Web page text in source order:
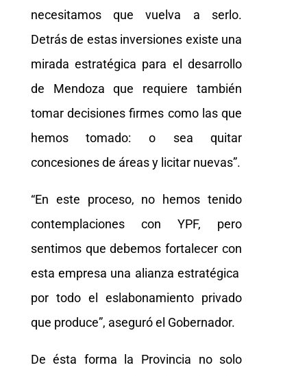
necesitamos que vuelva a serlo.
Detrás de estas inversiones existe una
mirada estratégica para el desarrollo
de Mendoza que requiere también
tomar decisiones firmes como las que
hemos tomado: o sea quitar
concesiones de áreas y licitar nuevas”.
“En este proceso, no hemos tenido
contemplaciones con YPF, pero
sentimos que debemos fortalecer con
esta empresa una alianza estratégica
por todo el eslabonamiento privado
que produce”, aseguró el Gobernador.
De ésta forma la Provincia no solo